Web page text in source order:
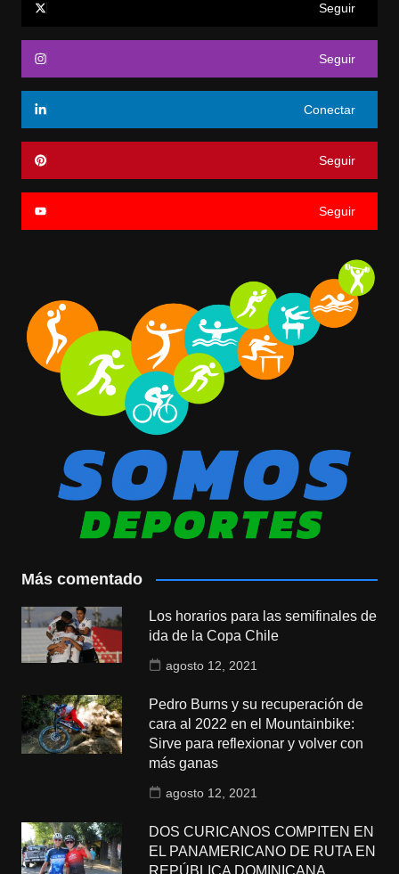
Seguir
Seguir
Conectar
Seguir
Seguir
Más comentado
Los horarios para las semifinales de
ida de la Copa Chile
agosto 12, 2021
Pedro Burns y su recuperación de
cara al 2022 en el Mountainbike:
Sirve para reflexionar y volver con
más ganas
agosto 12, 2021
DOS CURICANOS COMPITEN EN
EL PANAMERICANO DE RUTA EN
REPÚBLICA DOMINICANA